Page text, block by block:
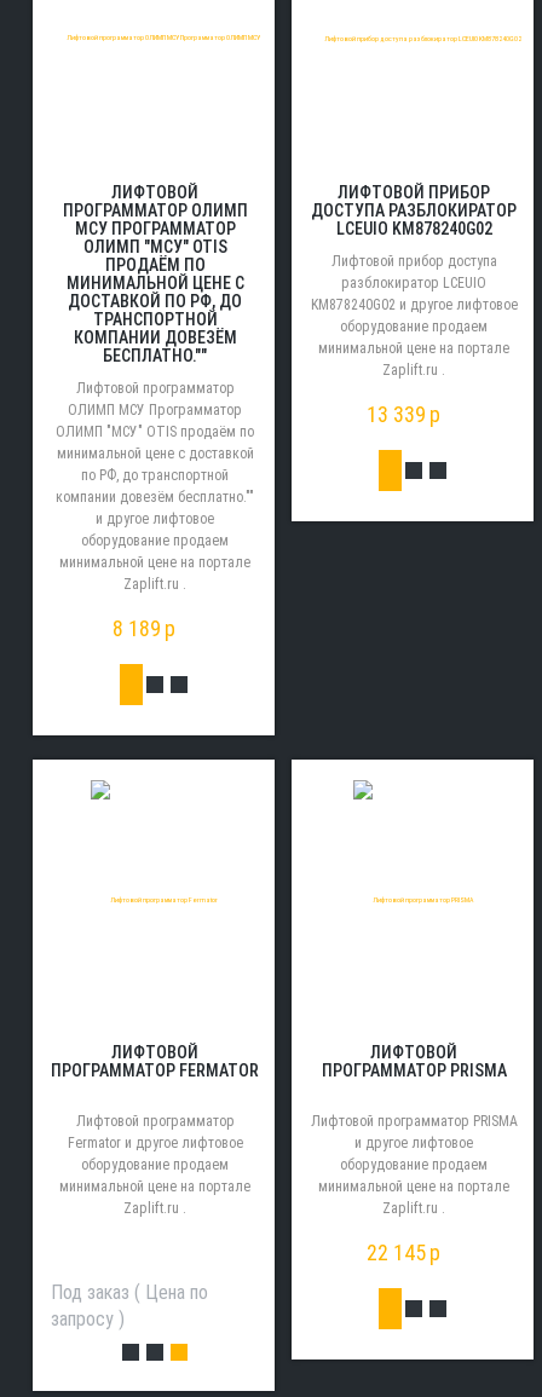
ЛИФТОВОЙ
ПРОГРАММАТОР ОЛИМП
МСУ ПРОГРАММАТОР
ОЛИМП "МСУ" OTIS
ПРОДАЁМ ПО
МИНИМАЛЬНОЙ ЦЕНЕ С
ДОСТАВКОЙ ПО РФ, ДО
ТРАНСПОРТНОЙ
КОМПАНИИ ДОВЕЗЁМ
БЕСПЛАТНО.""
Лифтовой программатор
ОЛИМП МСУ Программатор
ОЛИМП "МСУ" OTIS продаём по
минимальной цене с доставкой
по РФ, до транспортной
компании довезём бесплатно.""
и другое лифтовое
оборудование продаем
минимальной цене на портале
Zaplift.ru .
8 189 p
ЛИФТОВОЙ ПРИБОР
ДОСТУПА РАЗБЛОКИРАТОР
LCEUIO KM878240G02
Лифтовой прибор доступа
разблокиратор LCEUIO
KM878240G02 и другое лифтовое
оборудование продаем
минимальной цене на портале
Zaplift.ru .
13 339 p
ЛИФТОВОЙ
ПРОГРАММАТОР FERMATOR
Лифтовой программатор
Fermator и другое лифтовое
оборудование продаем
минимальной цене на портале
Zaplift.ru .
Под заказ ( Цена по
запросу )
ЛИФТОВОЙ
ПРОГРАММАТОР PRISMA
Лифтовой программатор PRISMA
и другое лифтовое
оборудование продаем
минимальной цене на портале
Zaplift.ru .
22 145 p